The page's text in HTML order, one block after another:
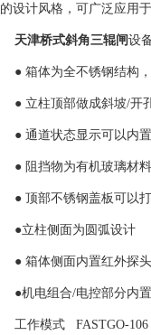
的设计风格，可广泛应用
天津桥式斜角三辊闸设
● 箱体为全不锈钢结构，
● 立柱顶部做成斜坡/开
● 通道状态显示可以内
● 阻挡物为有机玻璃材料
● 顶部不锈钢盖板可以
●立柱侧面为圆弧设计
● 箱体侧面内置红外探头
●机电组合/电控部分内
工作模式 FASTGO-106